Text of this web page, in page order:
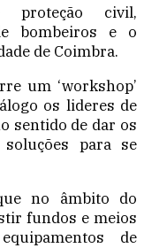
proteção civil,
bombeiros e o
de Coimbra.
um ‘workshop’
os lideres de
sentido de dar os
para se
no âmbito do
fundos e meios
de